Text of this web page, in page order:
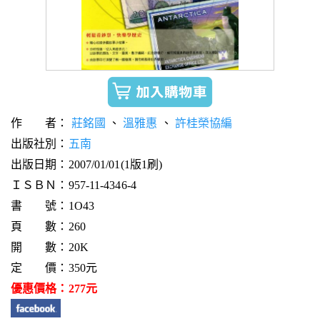
作 者： 莊銘國 、 溫雅惠 、 許桂榮協編
出版社別： 五南
出版日期：2007/01/01(1版1刷)
ＩＳＢＮ：957-11-4346-4
書 號：1O43
頁 數：260
開 數：20K
定 價：350元
優惠價格：277元